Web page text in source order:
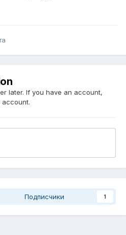
later. If you have an account,
Подписчики 1